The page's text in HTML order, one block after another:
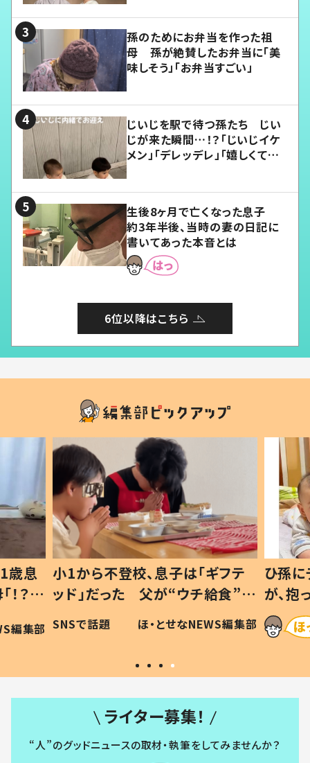
孫のためにお弁当を作った祖
母 孫が絶賛したお弁当に「美
味しそう」「お弁当すごい」
じいじを駅で待つ孫たち じい
じが来た瞬間…！？「じいじイケ
メン」「デレッデレ」「嬉しくて可
生後8ヶ月で亡くなった息子
約3年半後、当時の妻の日記に
書いてあった本音とは
6位以降はこちら
歳息
？」
編集部
小1から不登校、息子は「ギフテ
ッド」だった 父が“ウチ給食”を
作り続ける理由とは #令和の親
#令和の子
SNSで話題 ほ・とせなNEWS編集部
ひ孫
が、
「涙が
い」
ライター募集！
“人”のグッドニュースの取材・執筆をしてみませんか？